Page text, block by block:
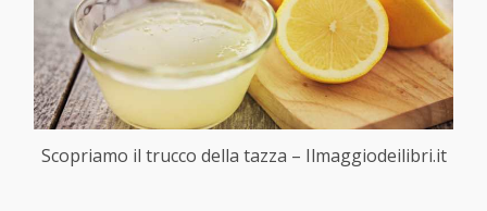
Scopriamo il trucco della tazza – Ilmaggiodeilibri.it